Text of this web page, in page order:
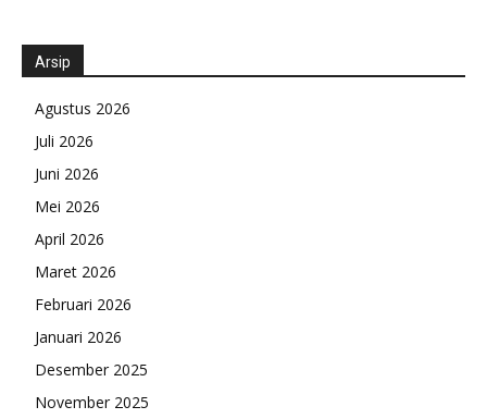
Arsip
Agustus 2026
Juli 2026
Juni 2026
Mei 2026
April 2026
Maret 2026
Februari 2026
Januari 2026
Desember 2025
November 2025